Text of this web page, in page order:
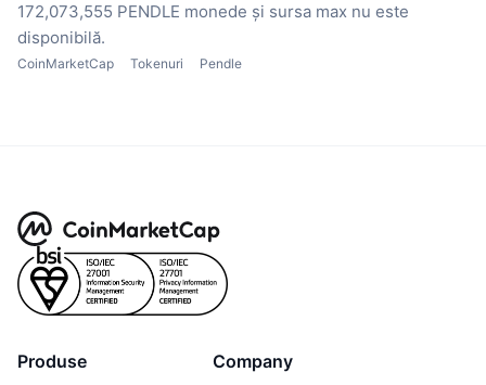
172,073,555 PENDLE monede și sursa max nu este
disponibilă.
CoinMarketCap Tokenuri Pendle
Produse Company